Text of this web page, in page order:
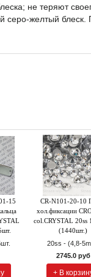
не теряют
желтый блеск.
15
CR-N101-20-10
хол.фиксации
col.CRYSTAL 20ss
(1440шт.)
20ss - (4,8-
2745.0 руб
+ В